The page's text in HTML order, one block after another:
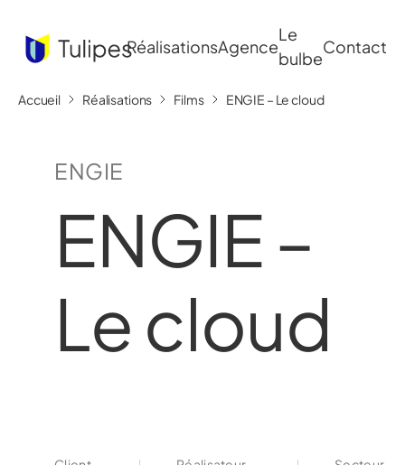
RéalisationsAgence
Le
bulbe
Contact
Accueil Réalisations Films ENGIE – Le cloud
ENGIE
ENGIE –
Le cloud